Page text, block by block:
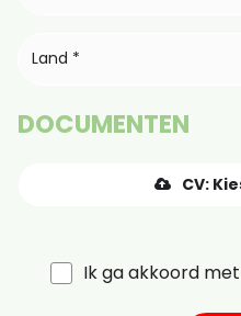
Land *
DOCUMENTEN
CV:
Ik ga akkoord